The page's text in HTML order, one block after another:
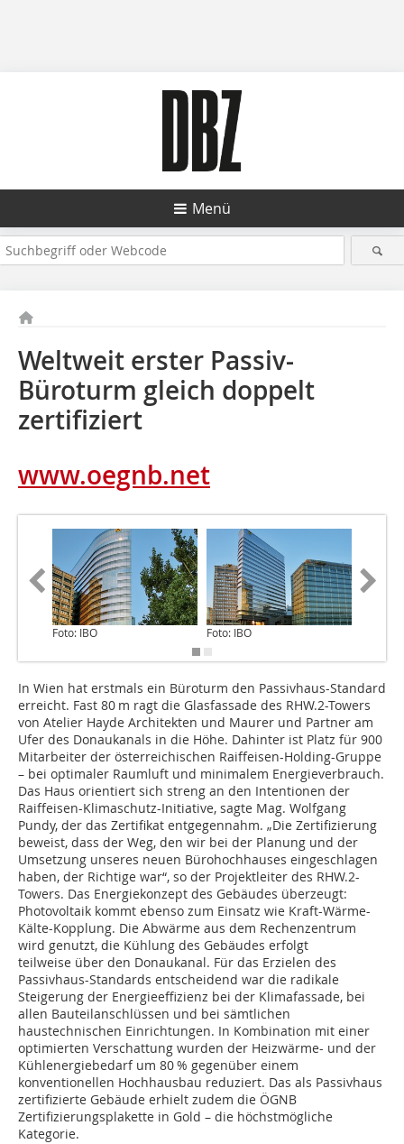
Menü
Weltweit erster Passiv-
Büroturm gleich doppelt
zertifiziert
www.oegnb.net
Foto: IBO Foto: IBO
In Wien hat erstmals ein Büroturm den Passivhaus-Standard
erreicht. Fast 80 m ragt die Glasfassade des RHW.2-Towers
von Atelier Hayde Architekten und Maurer und Partner am
Ufer des Donaukanals in die Höhe. Dahinter ist Platz für 900
Mitarbeiter der österreichischen Raiffeisen-Holding-Gruppe
– bei optimaler Raumluft und minimalem Energieverbrauch.
Das Haus orientiert sich streng an den Intentionen der
Raiffeisen-Klimaschutz-Initiative, sagte Mag. Wolfgang
Pundy, der das Zertifikat entgegennahm. „Die Zertifizierung
beweist, dass der Weg, den wir bei der Planung und der
Umsetzung unseres neuen Bürohochhauses eingeschlagen
haben, der Richtige war“, so der Projektleiter des RHW.2-
Towers. Das Energiekonzept des Gebäudes überzeugt:
Photovoltaik kommt ebenso zum Einsatz wie Kraft-Wärme-
Kälte-Kopplung. Die Abwärme aus dem Rechenzentrum
wird genutzt, die Kühlung des Gebäudes erfolgt
teilweise über den Donaukanal. Für das Erzielen des
Passivhaus-Standards entscheidend war die radikale
Steigerung der Energieeffizienz bei der Klimafassade, bei
allen Bauteilanschlüssen und bei sämtlichen
haustechnischen Einrichtungen. In Kombination mit einer
optimierten Verschattung wurden der Heizwärme- und der
Kühlenergiebedarf um 80 % gegenüber einem
konventionellen Hochhausbau reduziert. Das als Passivhaus
zertifizierte Gebäude erhielt zudem die ÖGNB
Zertifizierungsplakette in Gold – die höchstmögliche
Kategorie.